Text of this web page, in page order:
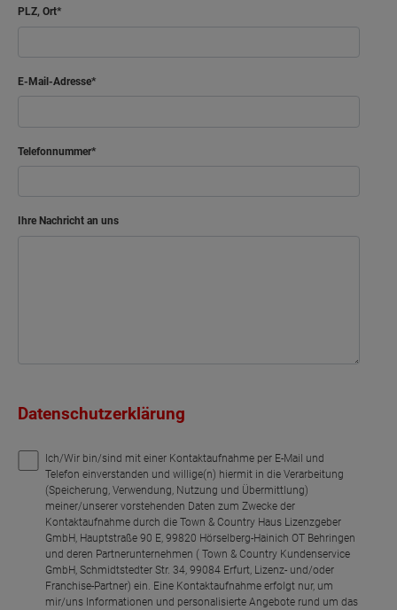
Netto-Raumfläche
Arbeiten
Bad
Kind
PLZ, Ort
E-Mail-Adresse
Telefonnummer
Ihre Nachricht an uns
Datenschutzerklärung
Ich/Wir bin/sind mit einer Kontaktaufnahme per E-Mail und
Telefon einverstanden und willige(n) hiermit in die Verarbeitung
(Speicherung, Verwendung, Nutzung und Übermittlung)
meiner/unserer vorstehenden Daten zum Zwecke der
Kontaktaufnahme durch die Town & Country Haus Lizenzgeber
GmbH, Hauptstraße 90 E, 99820 Hörselberg-Hainich OT Behringen
und deren Partnerunternehmen ( Town & Country Kundenservice
GmbH, Schmidtstedter Str. 34, 99084 Erfurt, Lizenz- und/oder
Franchise-Partner) ein. Eine Kontaktaufnahme erfolgt nur, um
mir/uns Informationen und personalisierte Angebote rund um das